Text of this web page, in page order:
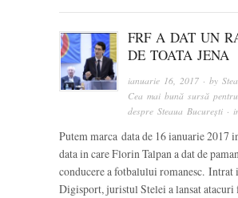
FRF A DAT UN
DE TOATA JENA
ianuarie 16, 2017 · by
Cea mai bună sursă
despre Steaua București ·
Putem marca data de 16 ianuarie 2017
data in care Florin Talpan a dat de
conducere a fotbalului romanesc. Intrat
Digisport, juristul Stelei a lansat atacuri